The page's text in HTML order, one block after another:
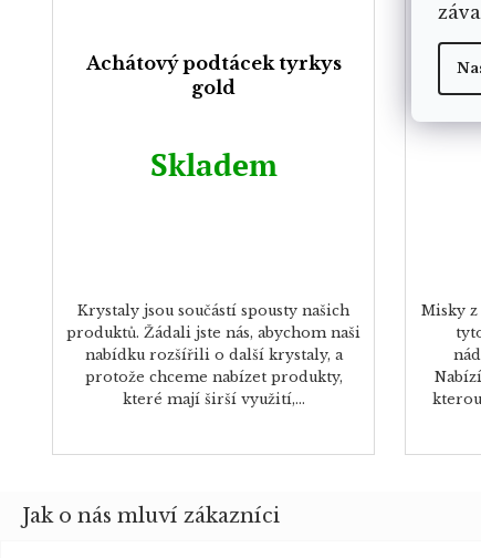
Achátový podtácek tyrkys
gold
Skladem
Krystaly jsou součástí spousty našich
produktů. Žádali jste nás, abychom naši
nabídku rozšířili o další krystaly, a
protože chceme nabízet produkty,
které mají širší využití,...
Misky z